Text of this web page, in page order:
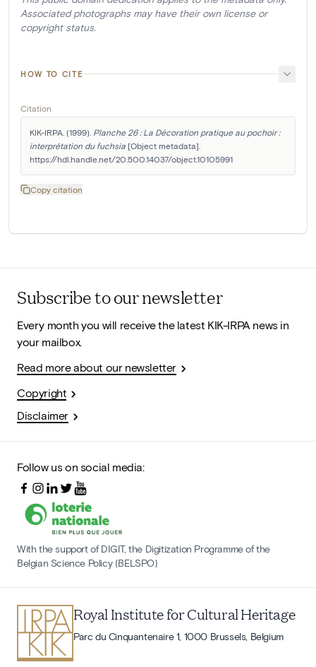
Associated photographs may have their own license or
copyright status.
HOW TO CITE
Citation
KIK-IRPA. (1999). Planche 26 : La Décoration pratique au pochoir :
interprétation du fuchsia [Object metadata].
https://hdl.handle.net/20.500.14037/object.10105991
Copy citation
Subscribe to our newsletter
Every month you will receive the latest KIK-IRPA news in
your mailbox.
Read more about our newsletter
Copyright
Disclaimer
Follow us on social media:
With the support of DIGIT, the Digitization Programme of the
Belgian Science Policy (BELSPO)
Royal Institute for Cultural Heritage
Parc du Cinquantenaire 1, 1000 Brussels, Belgium